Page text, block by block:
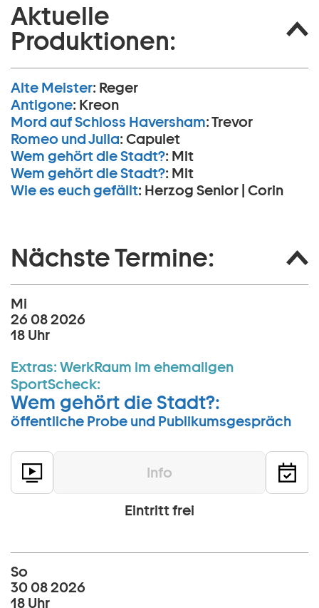
Aktuelle
Produktionen:
Alte Meister: Reger
Antigone: Kreon
Mord auf Schloss Haversham:Trevor
Romeo und Julia: Capulet
Wem gehört die Stadt?: Mit
Wem gehört die Stadt?: Mit
Wie es euch gefällt: Herzog Senior | Corin
Nächste Termine:
Mi
26 08 2026
18 Uhr
Extras: WerkRaum im ehemaligen
SportScheck:
Wem gehört die Stadt?:
öffentliche Probe und Publikumsgespräch
Info
Eintritt frei
So
30 08 2026
18 Uhr